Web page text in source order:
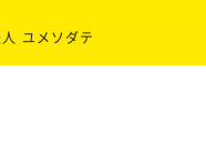
ユメソダテ